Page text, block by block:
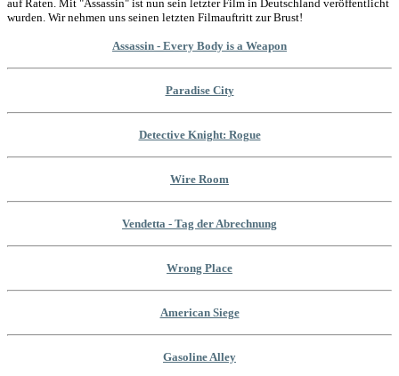
auf Raten. Mit "Assassin" ist nun sein letzter Film in Deutschland veröffentlicht
wurden. Wir nehmen uns seinen letzten Filmauftritt zur Brust!
Assassin - Every Body is a Weapon
Paradise City
Detective Knight: Rogue
Wire Room
Vendetta - Tag der Abrechnung
Wrong Place
American Siege
Gasoline Alley